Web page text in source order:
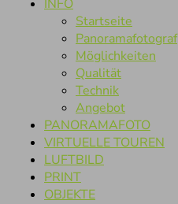
INFO
Startseite
Panoramafotograf
Möglichkeiten
Qualität
Technik
Angebot
PANORAMAFOTO
VIRTUELLE TOUREN
LUFTBILD
PRINT
OBJEKTE